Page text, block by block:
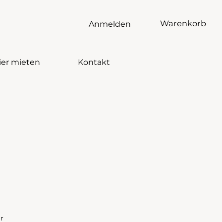
Warenkorb
Anmelden
mieten Kontakt